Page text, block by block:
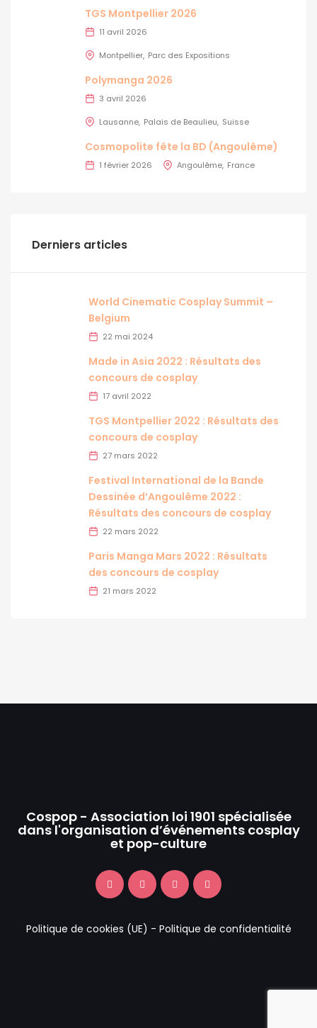
TGS Montpellier 2026
11 avril 2026
Montpellier Parc des Expositions
Polymanga 2026
3 avril 2026
Lausanne Palais de Beaulieu Suisse
Cosmopolite fête la BD (Angoulême)
1 février 2026 Angoulême France
Derniers articles
World Cinematic Cosplay Summit –
Belgium
22 mai 2024
Made in Asia 2022 : Résultats des
concours de cosplay
17 avril 2022
TGS Montpellier 2022 : Résultats des
concours de cosplay
27 mars 2022
Festival International de la Bande
Dessinée d’Angoulême 2022 :
Résultats des concours de cosplay
22 mars 2022
Paris Manga Mars 2022 : Résultats
des concours de cosplay
21 mars 2022
Cospop - Association loi 1901 spécialisée
dans l'organisation d’événements cosplay
et pop-culture
Politique de cookies (UE) - Politique de confidentialité